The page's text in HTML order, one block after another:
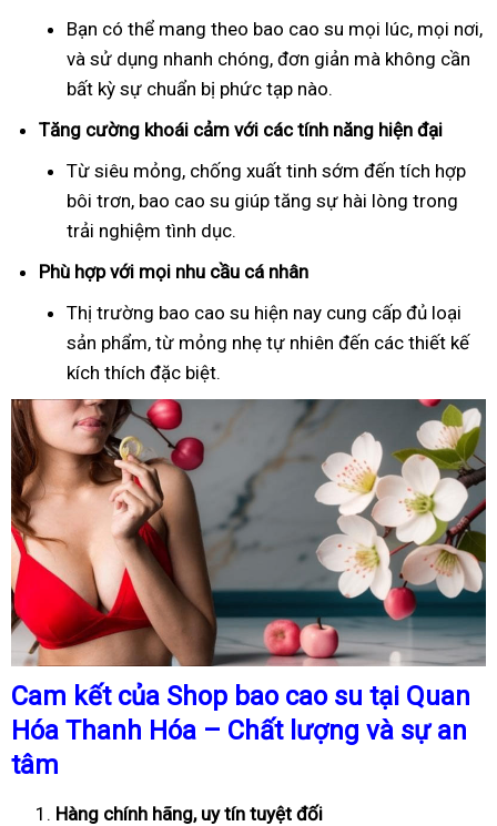
Bạn có thể mang theo bao cao su mọi lúc, mọi nơi,
và sử dụng nhanh chóng, đơn giản mà không cần
bất kỳ sự chuẩn bị phức tạp nào.
Tăng cường khoái cảm với các tính năng hiện đại
Từ siêu mỏng, chống xuất tinh sớm đến tích hợp
bôi trơn, bao cao su giúp tăng sự hài lòng trong
trải nghiệm tình dục.
Phù hợp với mọi nhu cầu cá nhân
Thị trường bao cao su hiện nay cung cấp đủ loại
sản phẩm, từ mỏng nhẹ tự nhiên đến các thiết kế
kích thích đặc biệt.
Cam kết của Shop bao cao su tại Quan
Hóa Thanh Hóa – Chất lượng và sự an
tâm
Hàng chính hãng, uy tín tuyệt đối